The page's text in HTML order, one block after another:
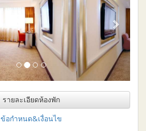
รายละเอียดห้องพัก
ข้อกำหนด&เงื่อนไข